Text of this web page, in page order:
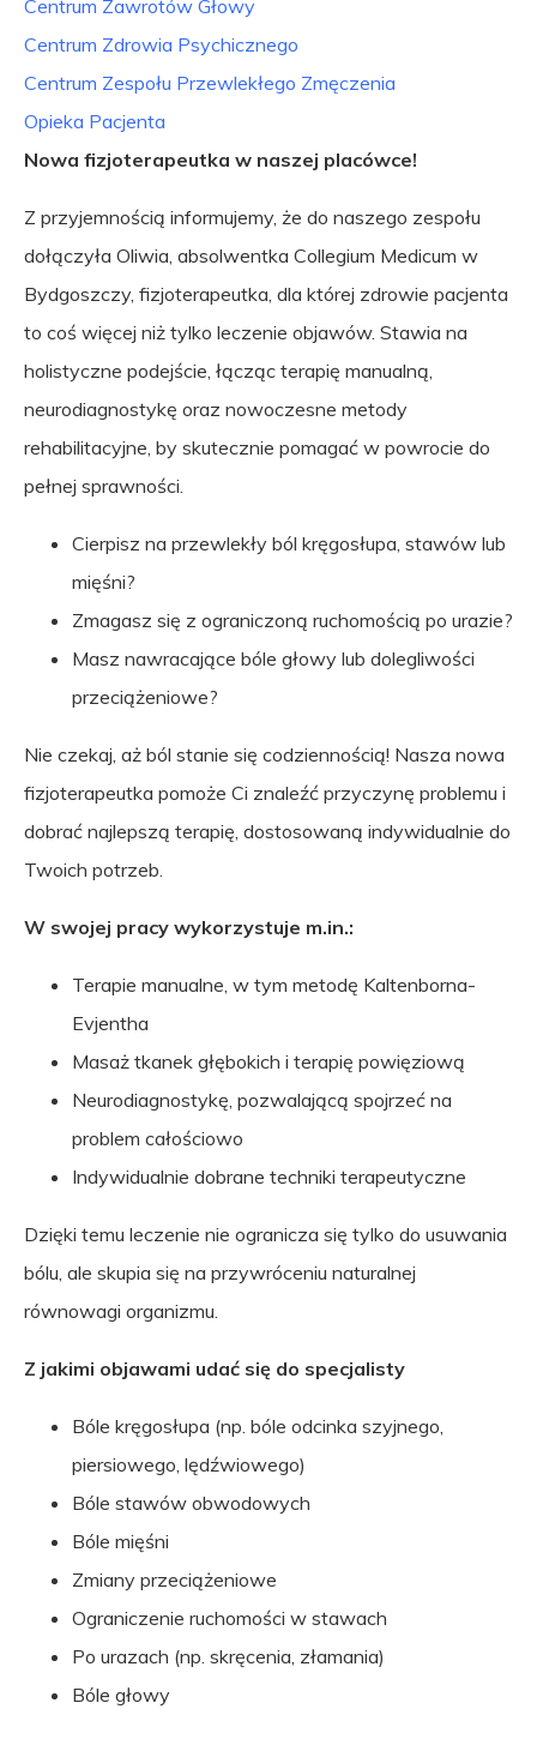
Centrum Zawrotów Głowy
Centrum Zdrowia Psychicznego
Centrum Zespołu Przewlekłego Zmęczenia
Opieka Pacjenta
Nowa fizjoterapeutka w naszej placówce!
Z przyjemnością informujemy, że do naszego zespołu
dołączyła Oliwia, absolwentka Collegium Medicum w
Bydgoszczy, fizjoterapeutka, dla której zdrowie pacjenta
to coś więcej niż tylko leczenie objawów. Stawia na
holistyczne podejście, łącząc terapię manualną,
neurodiagnostykę oraz nowoczesne metody
rehabilitacyjne, by skutecznie pomagać w powrocie do
pełnej sprawności.
Cierpisz na przewlekły ból kręgosłupa, stawów lub
mięśni?
Zmagasz się z ograniczoną ruchomością po urazie?
Masz nawracające bóle głowy lub dolegliwości
przeciążeniowe?
Nie czekaj, aż ból stanie się codziennością! Nasza nowa
fizjoterapeutka pomoże Ci znaleźć przyczynę problemu i
dobrać najlepszą terapię, dostosowaną indywidualnie do
Twoich potrzeb.
W swojej pracy wykorzystuje m.in.:
Terapie manualne, w tym metodę Kaltenborna-
Evjentha
Masaż tkanek głębokich i terapię powięziową
Neurodiagnostykę, pozwalającą spojrzeć na
problem całościowo
Indywidualnie dobrane techniki terapeutyczne
Dzięki temu leczenie nie ogranicza się tylko do usuwania
bólu, ale skupia się na przywróceniu naturalnej
równowagi organizmu.
Z jakimi objawami udać się do specjalisty
Bóle kręgosłupa (np. bóle odcinka szyjnego,
piersiowego, lędźwiowego)
Bóle stawów obwodowych
Bóle mięśni
Zmiany przeciążeniowe
Ograniczenie ruchomości w stawach
Po urazach (np. skręcenia, złamania)
Bóle głowy